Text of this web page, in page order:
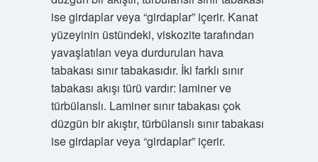
ise girdaplar veya “girdaplar” içerir. Kanat
yüzeyinin üstündeki, viskozite tarafından
yavaşlatılan veya durdurulan hava
tabakası sınır tabakasıdır. İki farklı sınır
tabakası akışı türü vardır: laminer ve
türbülanslı. Laminer sınır tabakası çok
düzgün bir akıştır, türbülanslı sınır tabakası
ise girdaplar veya “girdaplar” içerir.